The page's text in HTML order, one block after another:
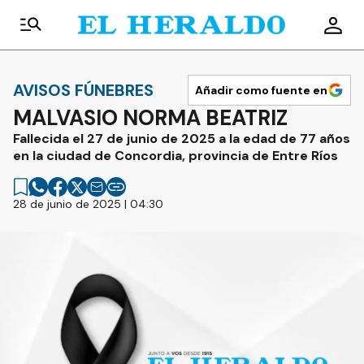
AVISOS FÚNEBRES Añadir como fuente en
MALVASIO NORMA BEATRIZ
Fallecida el 27 de junio de 2025 a la edad de 77 años
en la ciudad de Concordia, provincia de Entre Ríos
28 de junio de 2025 | 04:30